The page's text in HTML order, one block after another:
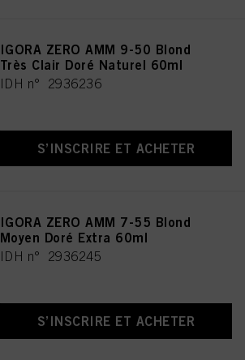
IGORA ZERO AMM 9-50 Blond
Très Clair Doré Naturel 60ml
IDH n° 2936236
S’INSCRIRE ET ACHETER
IGORA ZERO AMM 7-55 Blond
Moyen Doré Extra 60ml
IDH n° 2936245
S’INSCRIRE ET ACHETER